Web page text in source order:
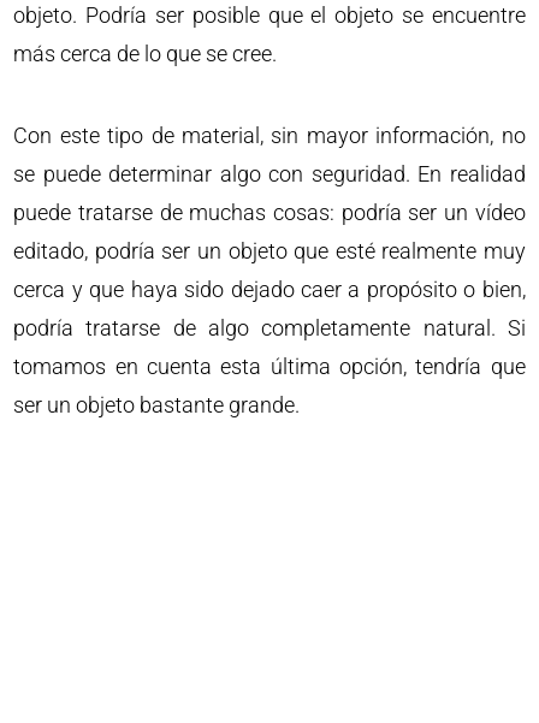
objeto. Podría ser posible que el objeto se encuentre
más cerca de lo que se cree.
Con este tipo de material, sin mayor información, no
se puede determinar algo con seguridad. En realidad
puede tratarse de muchas cosas: podría ser un vídeo
editado, podría ser un objeto que esté realmente muy
cerca y que haya sido dejado caer a propósito o bien,
podría tratarse de algo completamente natural. Si
tomamos en cuenta esta última opción, tendría que
ser un objeto bastante grande.